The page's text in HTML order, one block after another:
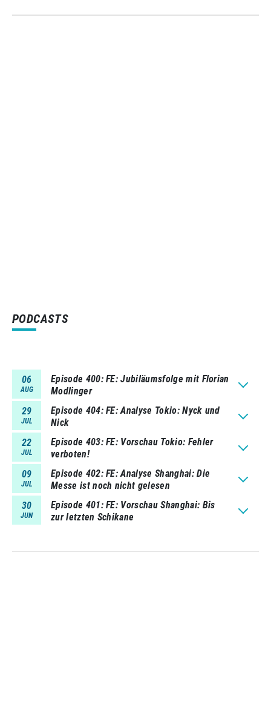
PODCASTS
06
AUG
Episode 400 FE: Jubiläumsfolge mit Florian
Modlinger
29
JUL
Episode 404 FE: Analyse Tokio: Nyck und
Nick
22
JUL
Episode 403 FE: Vorschau Tokio: Fehler
verboten!
09
JUL
Episode 402 FE: Analyse Shanghai: Die
Messe ist noch nicht gelesen
30
JUN
Episode 401 FE: Vorschau Shanghai: Bis
zur letzten Schikane